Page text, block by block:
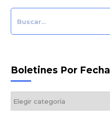
Boletines Por Fecha
Boletines
por